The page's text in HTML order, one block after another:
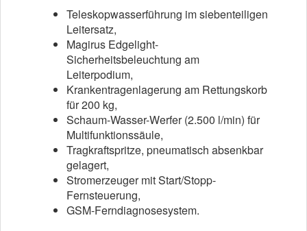
Teleskopwasserführung im siebenteiligen
Leitersatz,
Magirus Edgelight-
Sicherheitsbeleuchtung am
Leiterpodium,
Krankentragenlagerung am Rettungskorb
für 200 kg,
Schaum-Wasser-Werfer (2.500 l/min) für
Multifunktionssäule,
Tragkraftspritze, pneumatisch absenkbar
gelagert,
Stromerzeuger mit Start/Stopp-
Fernsteuerung,
GSM-Ferndiagnosesystem.